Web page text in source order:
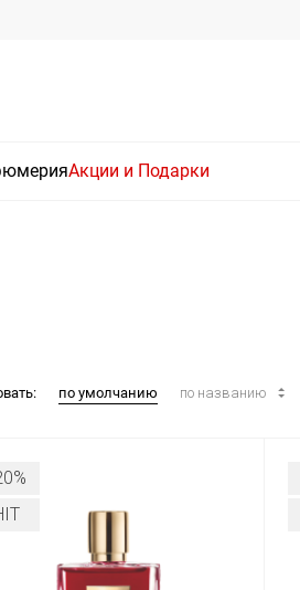
Акции и Подарки
по умолчанию по названию